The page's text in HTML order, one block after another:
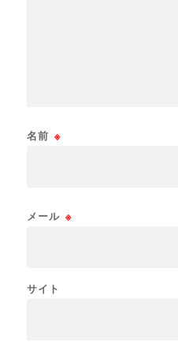
名前 ※
メール ※
サイト